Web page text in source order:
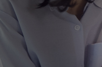
ㆍ활동 연혁
ㆍ전국지점 둘러보기
ㆍ찾아오시는 길
ㆍ지점개설 상담신청